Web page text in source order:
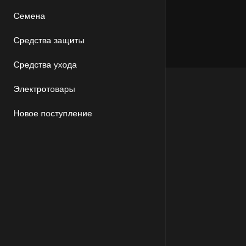
Семена
Средства защиты
Средства ухода
Электротовары
Новое поступление